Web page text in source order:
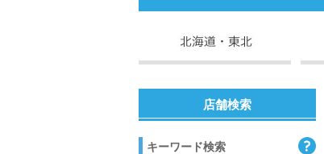
店舗検索
キーワード検索